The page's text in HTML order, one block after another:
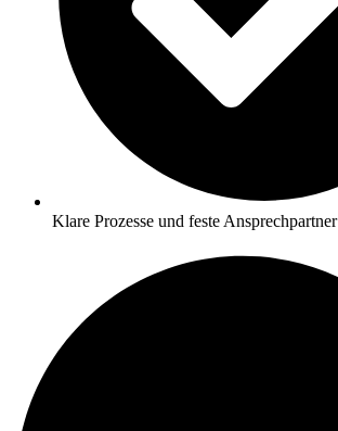
Klare Prozesse und feste Ansprechpartner